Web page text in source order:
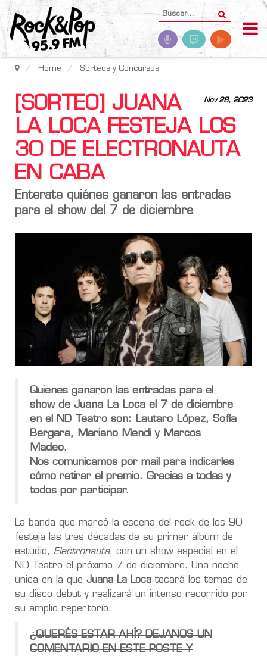
Home Sorteos y Concursos
Nov 28, 2023
[SORTEO] JUANA
LA LOCA FESTEJA LOS
30 DE ELECTRONAUTA
EN CABA
Enterate quiénes ganaron las entradas
para el show del 7 de diciembre
Quienes ganaron las entradas para el
show de Juana La Loca el 7 de diciembre
en el ND Teatro son: Lautaro López, Sofía
Bergara, Mariano Mendi y Marcos
Madeo.
Nos comunicamos por mail para indicarles
cómo retirar el premio. Gracias a todas y
todos por participar.
La banda que marcó la escena del rock de los 90
festeja las tres décadas de su primer álbum de
estudio, Electronauta, con un show especial en el
ND Teatro el próximo 7 de diciembre. Una noche
única en la que Juana La Loca tocará los temas de
su disco debut y realizará un intenso recorrido por
su amplio repertorio.
¿QUERÉS ESTAR AHÍ? DEJANOS UN
COMENTARIO EN ESTE POSTE Y